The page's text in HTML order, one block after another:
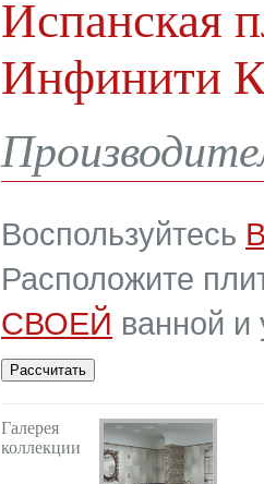
Испанская
Инфинити
Воспользуйтесь
Расположите
СВОЕЙ ванной и
Галерея
коллекции